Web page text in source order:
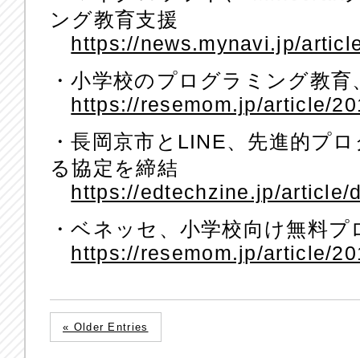
ング教育支援
https://news.mynavi.jp/
・小学校のプログラミング教
https://resemom.jp/article/
・長岡京市とLINE、先進的プ
る協定を締結
https://edtechzine.jp/article/
・ベネッセ、小学校向け無料
https://resemom.jp/article/
« Older Entries